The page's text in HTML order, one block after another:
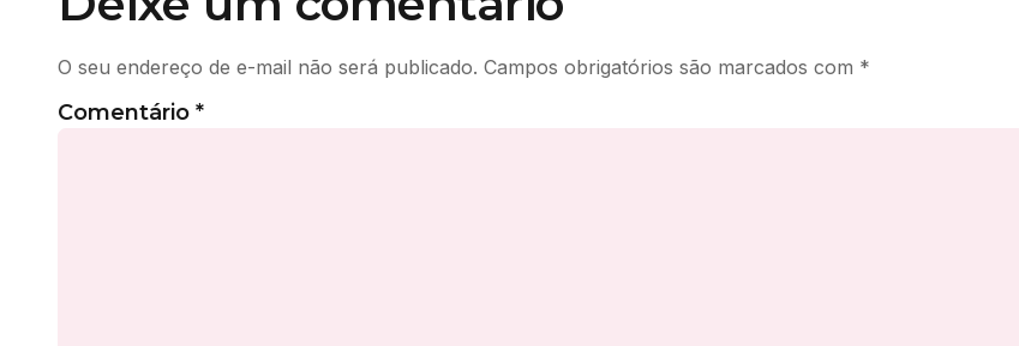
O seu endereço de e-mail não será publicado. Campos obrigatórios são marcados com *
Comentário *